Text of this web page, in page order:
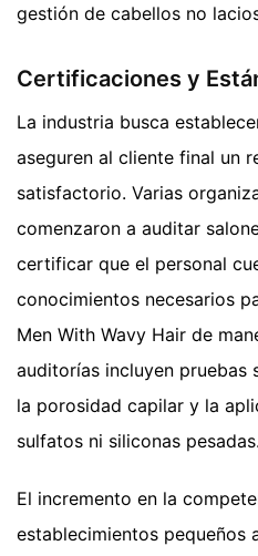
gestión de cabellos no
Certificaciones y
La industria busca
aseguren al cliente final un
satisfactorio. Varias
comenzaron a auditar
certificar que el personal
conocimientos necesarios
Men With Wavy Hair de
auditorías incluyen pruebas
la porosidad capilar y la
sulfatos ni siliconas pesadas.
El incremento en la
establecimientos pequeños